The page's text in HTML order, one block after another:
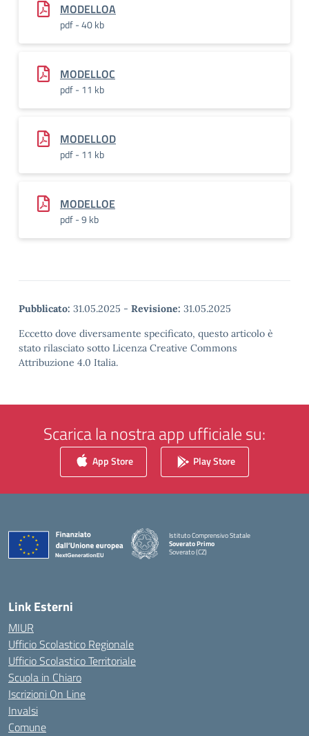
MODELLOA
pdf - 40 kb
MODELLOC
pdf - 11 kb
MODELLOD
pdf - 11 kb
MODELLOE
pdf - 9 kb
Pubblicato: 31.05.2025 - Revisione: 31.05.2025
Eccetto dove diversamente specificato, questo articolo è
stato rilasciato sotto Licenza Creative Commons
Attribuzione 4.0 Italia.
Scarica la nostra app ufficiale su:
App Store Play Store
Istituto Comprensivo Statale
Soverato Primo
Soverato (CZ)
Link Esterni
MIUR
Ufficio Scolastico Regionale
Ufficio Scolastico Territoriale
Scuola in Chiaro
Iscrizioni On Line
Invalsi
Comune